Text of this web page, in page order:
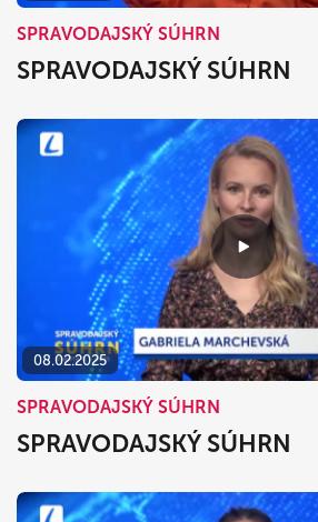
SPRAVODAJSKÝ SÚHRN
SPRAVODAJSKÝ SÚHRN
08.02.2025
SPRAVODAJSKÝ SÚHRN
SPRAVODAJSKÝ SÚHRN